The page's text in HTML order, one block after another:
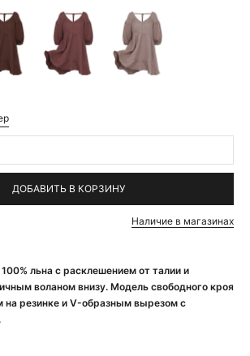
льна с расклешением от талии и
воланом внизу. Модель свободного кроя
на резинке и V-образным вырезом с
ДОБАВИТЬ В КОРЗИНУ
Наличие в магазинах